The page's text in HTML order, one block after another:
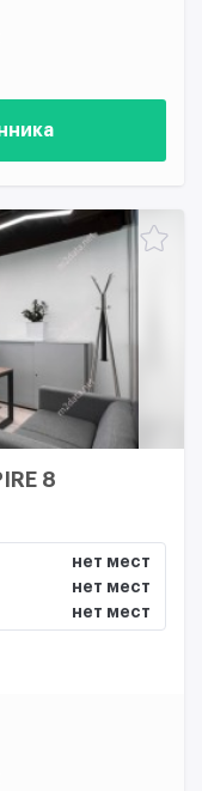
8
нет мест
нет мест
нет мест